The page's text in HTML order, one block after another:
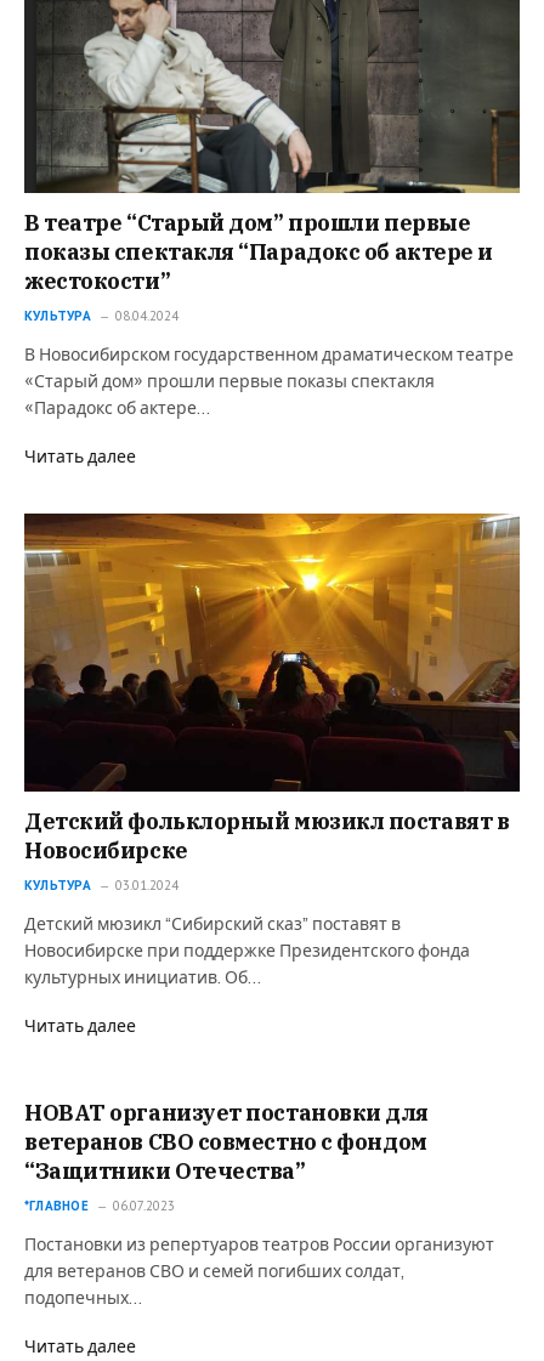
В театре “Старый дом” прошли первые
показы спектакля “Парадокс об актере и
жестокости”
КУЛЬТУРА 08.04.2024
В Новосибирском государственном драматическом театре
«Старый дом» прошли первые показы спектакля
«Парадокс об актере…
Читать далее
Детский фольклорный мюзикл поставят в
Новосибирске
КУЛЬТУРА 03.01.2024
Детский мюзикл “Сибирский сказ” поставят в
Новосибирске при поддержке Президентского фонда
культурных инициатив. Об…
Читать далее
НОВАТ организует постановки для
ветеранов СВО совместно с фондом
“Защитники Отечества”
*ГЛАВНОЕ 06.07.2023
Постановки из репертуаров театров России организуют
для ветеранов СВО и семей погибших солдат,
подопечных…
Читать далее